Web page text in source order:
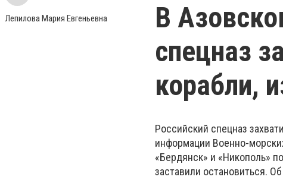
Лепилова Мария Евгеньевна
В
спецназ
корабли,
Российский спецназ
информации Военно-
«Бердянск» и «Никополь»
заставили остановиться.